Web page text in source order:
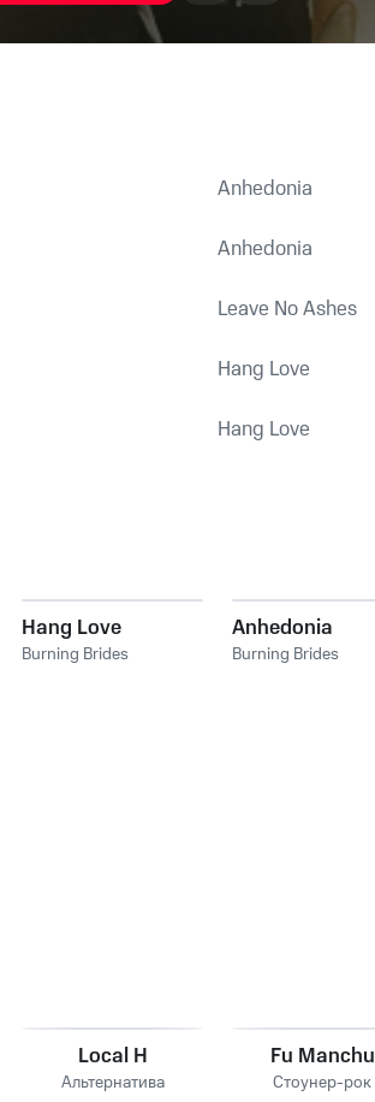
Anhedonia
Anhedonia
Leave No Ashes
Hang Love
Hang Love
Hang Love
Burning Brides
Anhedonia
Burning Brides
Local H
Альтернатива
Fu Manchu
Стоунер-рок